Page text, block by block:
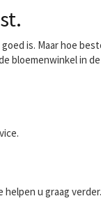
is. Maar hoe
bloemenwinkel in
u graag